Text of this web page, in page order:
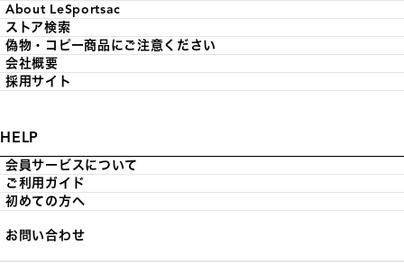
About LeSportsac
ストア検索
偽物・コピー商品にご注意ください
会社概要
採用サイト
HELP
会員サービスについて
ご利用ガイド
初めての方へ
お問い合わせ